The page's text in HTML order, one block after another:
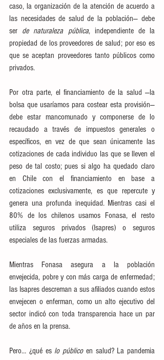
caso, la organización de la atención de acuerdo a
las necesidades de salud de la población— debe
ser de naturaleza pública, independiente de la
propiedad de los proveedores de salud; por eso es
que se aceptan proveedores tanto públicos como
privados.
Por otra parte, el financiamiento de la salud —la
bolsa que usaríamos para costear esta provisión—
debe estar mancomunado y componerse de lo
recaudado a través de impuestos generales o
específicos, en vez de que sean únicamente las
cotizaciones de cada individuo las que se lleven el
peso de tal costo; pues si algo ha quedado claro
en Chile con el financiamiento en base a
cotizaciones exclusivamente, es que repercute y
genera una profunda inequidad. Mientras casi el
80% de los chilenos usamos Fonasa, el resto
utiliza seguros privados (Isapres) o seguros
especiales de las fuerzas armadas.
Mientras Fonasa asegura a la población
envejecida, pobre y con más carga de enfermedad;
las Isapres descreman a sus afiliados cuando estos
envejecen o enferman, como un alto ejecutivo del
sector indicó con toda transparencia hace un par
de años en la prensa.
Pero… ¿qué es lo público en salud? La pandemia